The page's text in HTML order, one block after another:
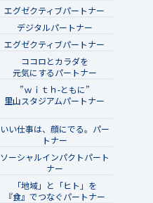
エグゼクティブパートナー
デジタルパートナー
エグゼクティブパートナー
ココロとカラダを
元気にするパートナー
”ｗｉｔｈ-ともに”
里山スタジアムパートナー
いい仕事は、顔にでる。パー
トナー
ソーシャルインパクトパート
ナー
「地域」と「ヒト」を
『食』でつなぐパートナー